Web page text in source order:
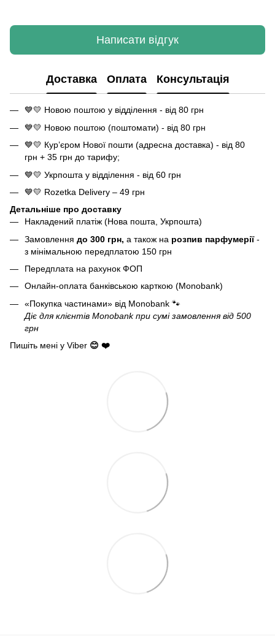
Написати відгук
Доставка Оплата Консультація
💙💛 Новою поштою у відділення - від 80 грн
💙💛 Новою поштою (поштомати) - від 80 грн
💙💛 Кур’єром Нової пошти (адресна доставка) - від 80
грн + 35 грн до тарифу;
💙💛 Укрпошта у відділення - від 60 грн
💙💛 Rozetka Delivery – 49 грн
Детальніше про доставку
Накладений платіж (Нова пошта, Укрпошта)
Замовлення до 300 грн, а також на розпив парфумерії-
з мінімальною передплатою 150 грн
Передплата на рахунок ФОП
Онлайн-оплата банківською карткою (Monobank)
«Покупка частинами» від Monobank 🐾
Діє для клієнтів Monobank при сумі замовлення від 500
грн
Пишіть мені у Viber 😊 ❤️